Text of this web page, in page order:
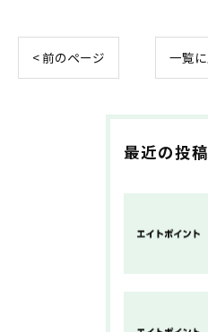
< 前のページ 一覧
最近の投稿